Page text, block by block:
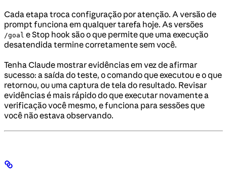
Cada etapa troca configuração por atenção. A versão de
prompt funciona em qualquer tarefa hoje. As versões
/goal e Stop hook são o que permite que uma execução
desatendida termine corretamente sem você.
Tenha Claude mostrar evidências em vez de afirmar
sucesso: a saída do teste, o comando que executou e o que
retornou, ou uma captura de tela do resultado. Revisar
evidências é mais rápido do que executar novamente a
verificação você mesmo, e funciona para sessões que
você não estava observando.